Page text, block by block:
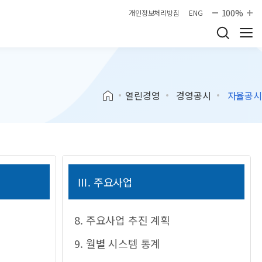
개인정보처리방침 ENG 100%
열린경영 경영공시 자율공시
Ⅲ. 주요사업
8. 주요사업 추진 계획
9. 월별 시스템 통계